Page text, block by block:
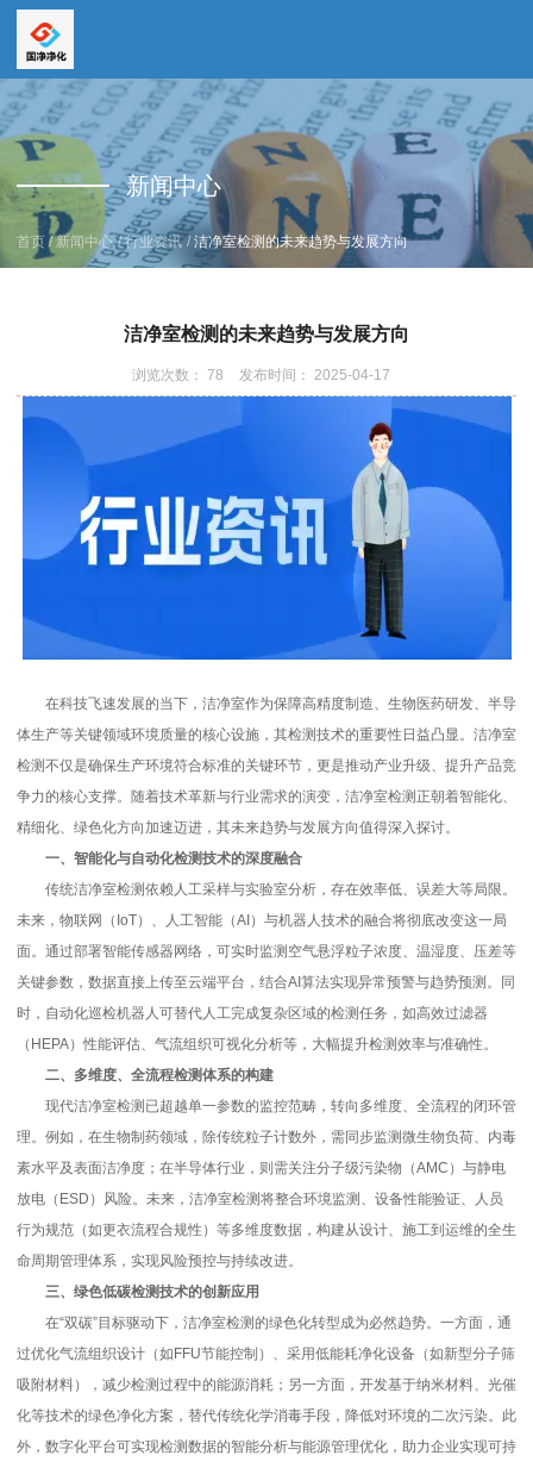
全国服务热线
19157616862
全国服务热线
15669159195新闻中心
首页 /新闻中心 /行业资讯 / 洁净室检测的未来趋势与发展方向
洁净室检测的未来趋势与发展方向
浏览次数： 78 发布时间： 2025-04-17
在科技飞速发展的当下，洁净室作为保障高精度制造、生物医药研发、半导
体生产等关键领域环境质量的核心设施，其检测技术的重要性日益凸显。洁净室
检测不仅是确保生产环境符合标准的关键环节，更是推动产业升级、提升产品竞
争力的核心支撑。随着技术革新与行业需求的演变，洁净室检测正朝着智能化、
精细化、绿色化方向加速迈进，其未来趋势与发展方向值得深入探讨。
一、智能化与自动化检测技术的深度融合
传统洁净室检测依赖人工采样与实验室分析，存在效率低、误差大等局限。
未来，物联网（IoT）、人工智能（AI）与机器人技术的融合将彻底改变这一局
面。通过部署智能传感器网络，可实时监测空气悬浮粒子浓度、温湿度、压差等
关键参数，数据直接上传至云端平台，结合AI算法实现异常预警与趋势预测。同
时，自动化巡检机器人可替代人工完成复杂区域的检测任务，如高效过滤器
（HEPA）性能评估、气流组织可视化分析等，大幅提升检测效率与准确性。
二、多维度、全流程检测体系的构建
现代洁净室检测已超越单一参数的监控范畴，转向多维度、全流程的闭环管
理。例如，在生物制药领域，除传统粒子计数外，需同步监测微生物负荷、内毒
素水平及表面洁净度；在半导体行业，则需关注分子级污染物（AMC）与静电
放电（ESD）风险。未来，洁净室检测将整合环境监测、设备性能验证、人员
行为规范（如更衣流程合规性）等多维度数据，构建从设计、施工到运维的全生
命周期管理体系，实现风险预控与持续改进。
三、绿色低碳检测技术的创新应用
在“双碳”目标驱动下，洁净室检测的绿色化转型成为必然趋势。一方面，通
过优化气流组织设计（如FFU节能控制）、采用低能耗净化设备（如新型分子筛
吸附材料），减少检测过程中的能源消耗；另一方面，开发基于纳米材料、光催
化等技术的绿色净化方案，替代传统化学消毒手段，降低对环境的二次污染。此
外，数字化平台可实现检测数据的智能分析与能源管理优化，助力企业实现可持